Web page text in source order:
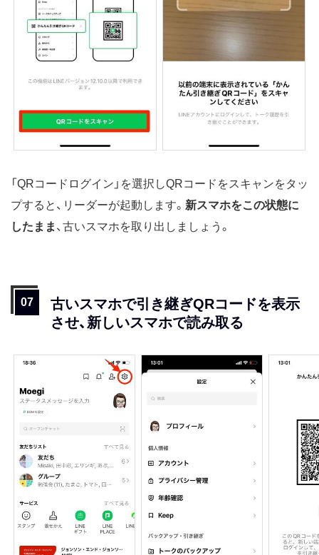
「QRコードログイン」を選択しQRコードをスキャンをタッ
プすると、リーダーが起動します。 新スマホをこの状態に
したまま 、古いスマホを取り出しましょう。
古いスマホで引き継ぎQRコードを表示
させ、新しいスマホで読み取る